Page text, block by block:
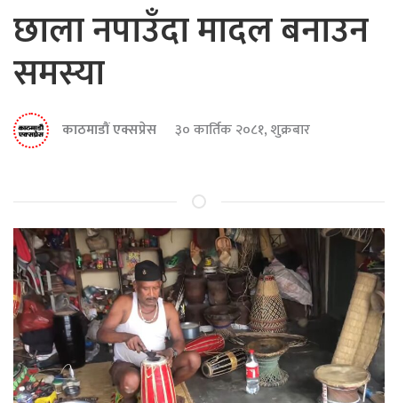
छाला नपाउँदा मादल बनाउन
समस्या
काठमाडौं एक्सप्रेस ३० कार्तिक २०८१, शुक्रबार